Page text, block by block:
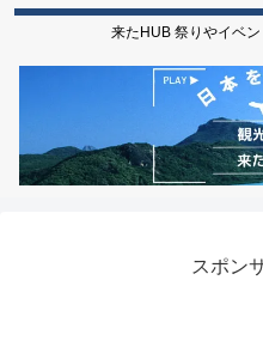
来たHUB 祭りやイベ
スポン